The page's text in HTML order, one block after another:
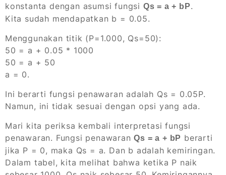
konstanta dengan asumsi fungsi Qs = a + bP.
Kita sudah mendapatkan b = 0.05.
Menggunakan titik (P=1.000, Qs=50):
50 = a + 0.05 * 1000
50 = a + 50
a = 0.
Ini berarti fungsi penawaran adalah Qs = 0.05P.
Namun, ini tidak sesuai dengan opsi yang ada.
Mari kita periksa kembali interpretasi fungsi
penawaran. Fungsi penawaranQs = a + bP berarti
jika P = 0, maka Qs = a. Dan b adalah kemiringan.
Dalam tabel, kita melihat bahwa ketika P naik